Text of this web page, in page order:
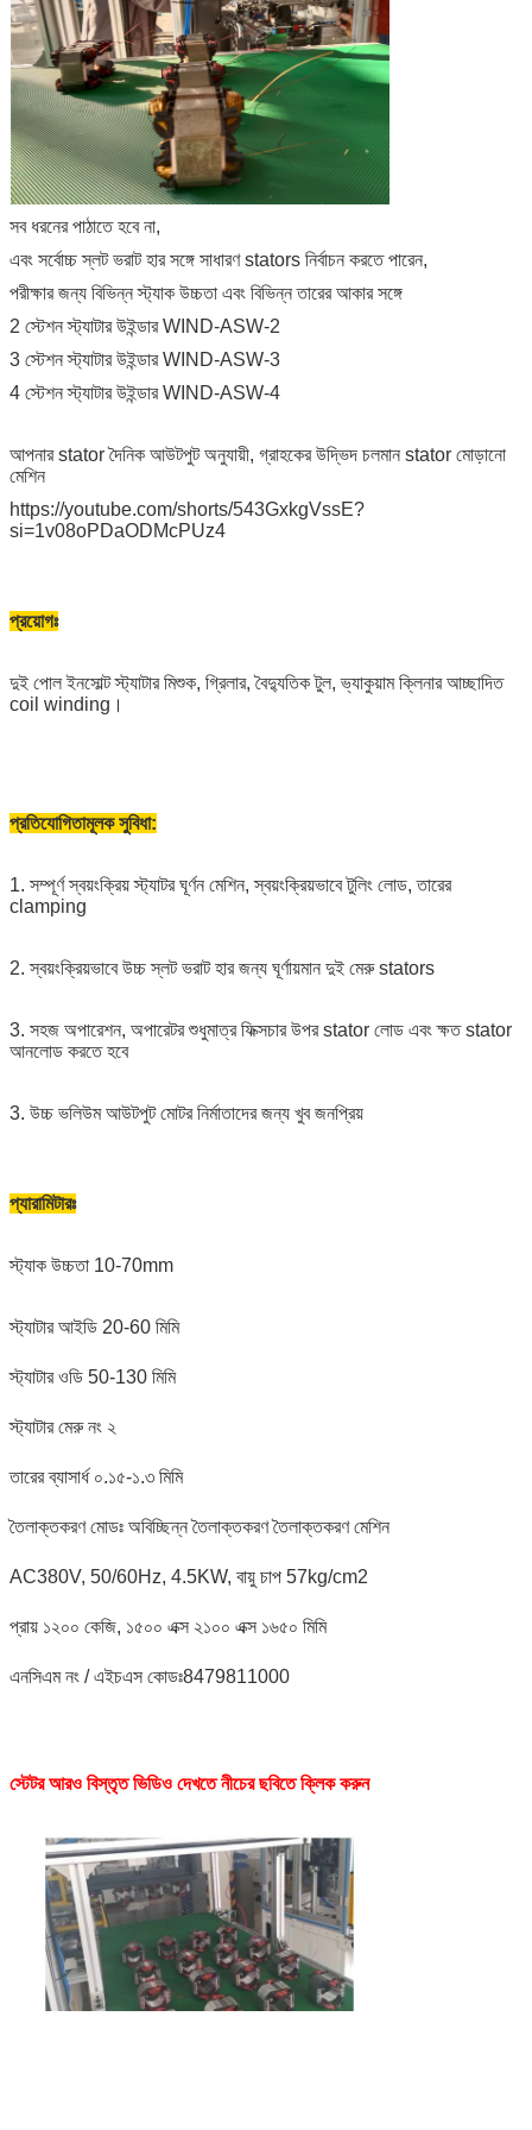
সব ধরনের পাঠাতে হবে না,
এবং সর্বোচ্চ স্লট ভরাট হার সঙ্গে সাধারণ stators নির্বাচন করতে পারেন,
পরীক্ষার জন্য বিভিন্ন স্ট্যাক উচ্চতা এবং বিভিন্ন তারের আকার সঙ্গে
2 স্টেশন স্ট্যাটার উইন্ডার WIND-ASW-2
3 স্টেশন স্ট্যাটার উইন্ডার WIND-ASW-3
4 স্টেশন স্ট্যাটার উইন্ডার WIND-ASW-4
আপনার stator দৈনিক আউটপুট অনুযায়ী, গ্রাহকের উদ্ভিদ চলমান stator মোড়ানো
মেশিন
https://youtube.com/shorts/543GxkgVssE?
si=1v08oPDaODMcPUz4
প্রয়োগঃ
দুই পোল ইনসোল্ট স্ট্যাটার মিশুক, গ্রিলার, বৈদ্যুতিক টুল, ভ্যাকুয়াম ক্লিনার আচ্ছাদিত
coil winding।
প্রতিযোগিতামূলক সুবিধা:
1. সম্পূর্ণ স্বয়ংক্রিয় স্ট্যাটর ঘূর্ণন মেশিন, স্বয়ংক্রিয়ভাবে টুলিং লোড, তারের
clamping
2. স্বয়ংক্রিয়ভাবে উচ্চ স্লট ভরাট হার জন্য ঘূর্ণায়মান দুই মেরু stators
3. সহজ অপারেশন, অপারেটর শুধুমাত্র ফিক্সচার উপর stator লোড এবং ক্ষত stator
আনলোড করতে হবে
3. উচ্চ ভলিউম আউটপুট মোটর নির্মাতাদের জন্য খুব জনপ্রিয়
প্যারামিটারঃ
স্ট্যাক উচ্চতা 10-70mm
স্ট্যাটার আইডি 20-60 মিমি
স্ট্যাটার ওডি 50-130 মিমি
স্ট্যাটার মেরু নং ২
তারের ব্যাসার্ধ ০.১৫-১.৩ মিমি
তৈলাক্তকরণ মোডঃ অবিচ্ছিন্ন তৈলাক্তকরণ তৈলাক্তকরণ মেশিন
AC380V, 50/60Hz, 4.5KW, বায়ু চাপ 57kg/cm2
প্রায় ১২০০ কেজি, ১৫০০ এক্স ২১০০ এক্স ১৬৫০ মিমি
এনসিএম নং / এইচএস কোডঃ8479811000
স্টেটর আরও বিস্তৃত ভিডিও দেখতে নীচের ছবিতে ক্লিক করুন